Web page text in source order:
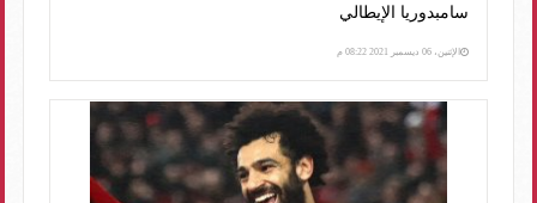
سامبدوريا الإيطالي
الإثنين، 06 ديسمبر 2021 08:22 م